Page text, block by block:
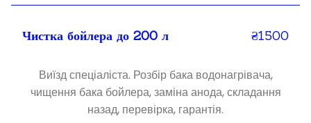
Чистка бойлера до 200 л ₴1500
Виїзд спеціаліста. Розбір бака водонагрівача,
чищення бака бойлера, заміна анода, складання
назад, перевірка, гарантія.